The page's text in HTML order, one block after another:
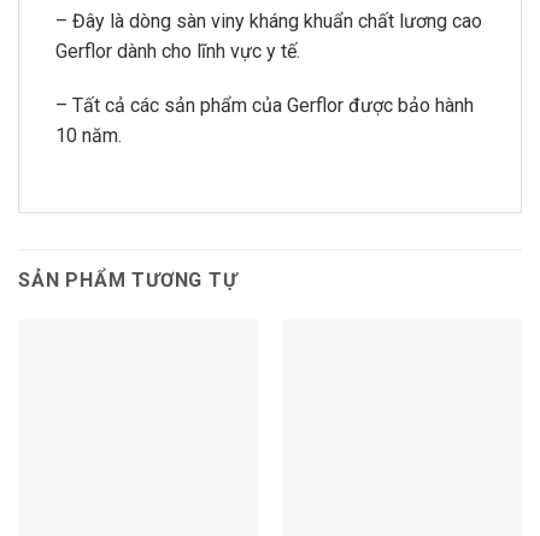
– Đây là dòng sàn viny kháng khuẩn chất lương cao
Gerflor dành cho lĩnh vực y tế.
– Tất cả các sản phẩm của Gerflor được bảo hành
10 năm.
SẢN PHẨM TƯƠNG TỰ